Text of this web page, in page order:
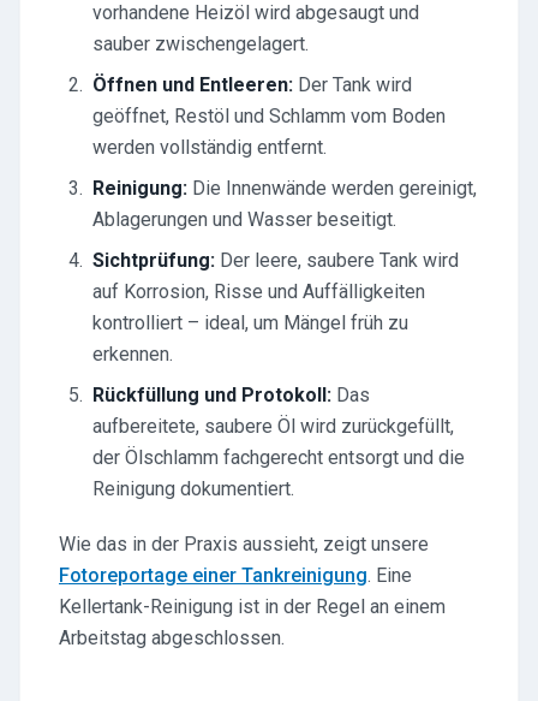
vorhandene Heizöl wird abgesaugt und
sauber zwischengelagert.
Öffnen und Entleeren: Der Tank wird
geöffnet, Restöl und Schlamm vom Boden
werden vollständig entfernt.
Reinigung: Die Innenwände werden gereinigt,
Ablagerungen und Wasser beseitigt.
Sichtprüfung: Der leere, saubere Tank wird
auf Korrosion, Risse und Auffälligkeiten
kontrolliert – ideal, um Mängel früh zu
erkennen.
Rückfüllung und Protokoll: Das
aufbereitete, saubere Öl wird zurückgefüllt,
der Ölschlamm fachgerecht entsorgt und die
Reinigung dokumentiert.
Wie das in der Praxis aussieht, zeigt unsere
Fotoreportage einer Tankreinigung. Eine
Kellertank-Reinigung ist in der Regel an einem
Arbeitstag abgeschlossen.